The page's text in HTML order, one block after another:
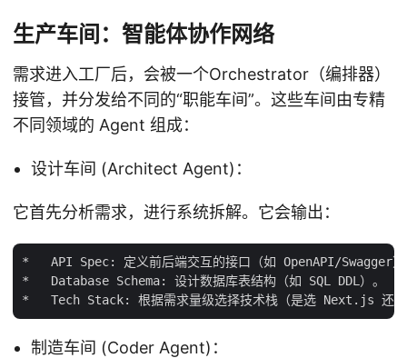
生产车间：智能体协作网络
需求进入工厂后，会被一个Orchestrator（编排器）
接管，并分发给不同的“职能车间”。这些车间由专精
不同领域的 Agent 组成：
设计车间 (Architect Agent)：
它首先分析需求，进行系统拆解。它会输出：
*   API Spec: 定义前后端交互的接口（如 OpenAPI/Swagger）
*   Database Schema: 设计数据库表结构（如 SQL DDL）。
制造车间 (Coder Agent)：